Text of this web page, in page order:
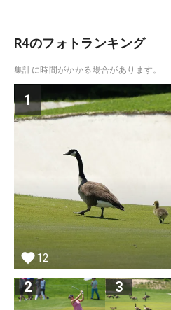
R4のフォトランキング
集計に時間がかかる場合があります。
1
12
2 3